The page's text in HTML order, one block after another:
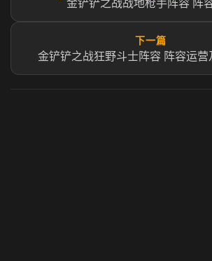
金铲铲之战战地枪手阵容 阵
下一篇
金铲铲之战狂野斗士阵容 阵容运营